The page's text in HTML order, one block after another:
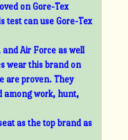
on Gore-Tex
test can use Gore-Tex
Air Force as well
wear this brand on
are proven. They
among work, hunt,
as the top brand as